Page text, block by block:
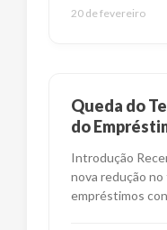
20 de fevereiro
Queda do
do
Introdução
nova redução
empréstimos